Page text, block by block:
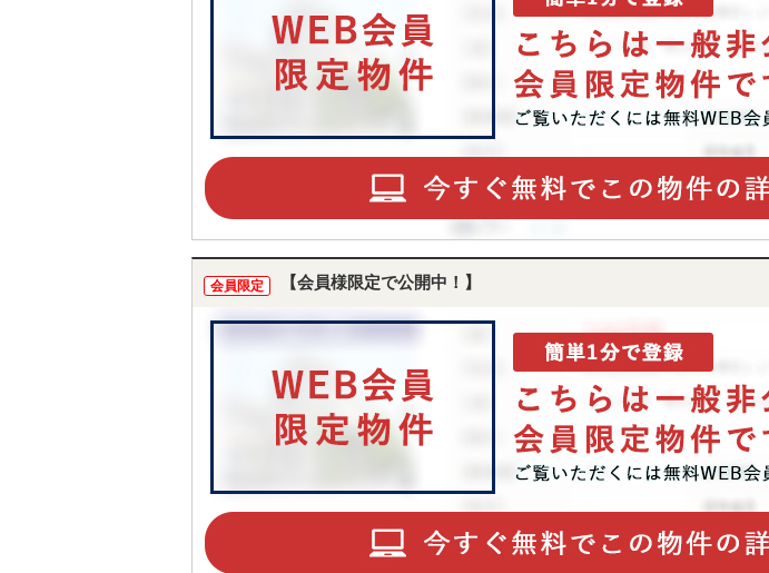
会員限定 【会員様限定で公開中！】